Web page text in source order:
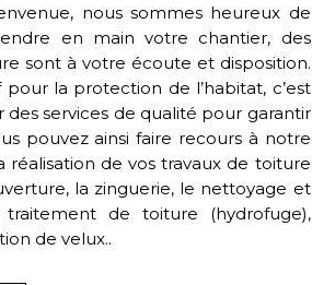
nous sommes heureux de
en main votre chantier, des
sont à votre écoute et disposition.
la protection de l’habitat, c’est
des services de qualité pour garantir
pouvez ainsi faire recours à notre
de vos travaux de toiture
la zinguerie, le nettoyage et
de toiture (hydrofuge),
de velux..